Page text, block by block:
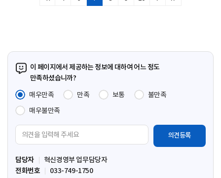
이 페이지에서 제공하는 정보에 대하여 어느 정도
만족하셨습니까?
매우만족
만족 보통
불만족
매우불만족
견
입
력
담당자
혁신경영부 업무담당자
전화번호
033-749-1750